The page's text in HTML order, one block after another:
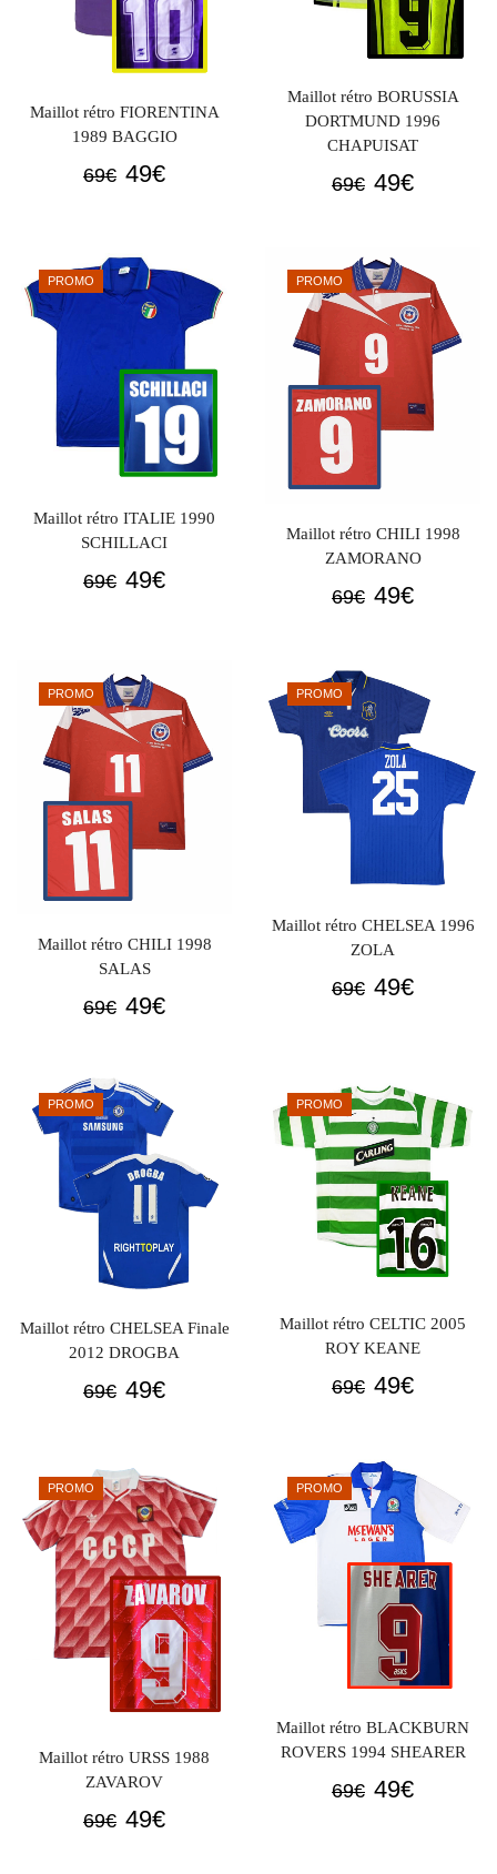
Maillot rétro FIORENTINA
1989 BAGGIO
69€ Le
était :
69€.
49€Le
49€.
Maillot rétro BORUSSIA
DORTMUND 1996
CHAPUISAT
69€ Le
était :
69€.
49€Le
est :
49€.
PROMO
Maillot rétro ITALIE 1990
SCHILLACI
69€ Le
69€.
49€Le
49€.
PROMO
Maillot rétro CHILI 1998
ZAMORANO
69€ Le
était :
69€.
49€Le
49€.
PROMO
Maillot rétro CHILI 1998
SALAS
69€ Le
était :
69€.
49€Le
49€.
PROMO
Maillot rétro CHELSEA 1996
ZOLA
69€ Le
69€.
49€Le
49€.
PROMO
Maillot rétro CHELSEA Finale
2012 DROGBA
69€ Le
était :
69€.
49€Le
est :
49€.
PROMO
Maillot rétro CELTIC 2005
ROY KEANE
69€ Le
était :
69€.
49€Le
est :
49€.
PROMO
Maillot rétro URSS 1988
ZAVAROV
69€ Le
49€Le
PROMO
Maillot rétro BLACKBURN
ROVERS 1994 SHEARER
69€ Le
49€Le